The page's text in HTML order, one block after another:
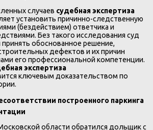
случаев судебная экспертиза
установить причинно-следственную
(бездействием) ответчика и
Без такого исследования суд
обоснованное решение,
дефектов и их причин
его профессиональной компетенции.
экспертиза
ключевым доказательством по
построенного паркинга
области обратился дольщик с